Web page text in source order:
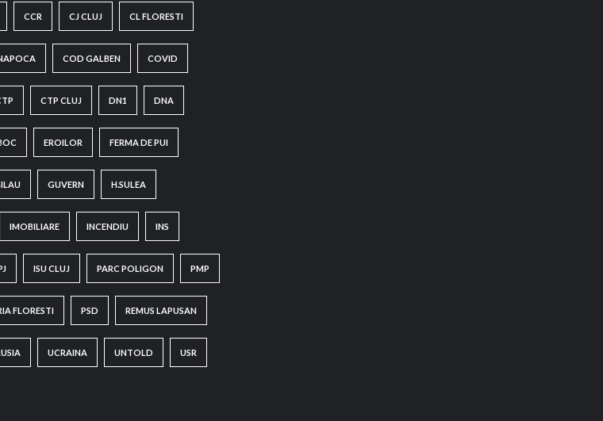
CCR CJ CLUJ CL FLORESTI
COD GALBEN COVID
CTP CLUJ DN1 DNA
EROILOR FERMA DE PUI
GUVERN H.SULEA
IMOBILIARE INCENDIU INS
ISU CLUJ PARC POLIGON PMP
FLORESTI PSD REMUS LAPUSAN
UCRAINA UNTOLD USR